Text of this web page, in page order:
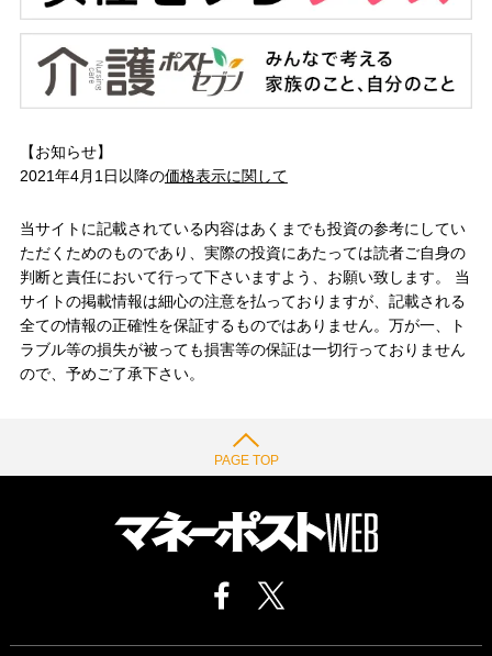
【お知らせ】
2021年4月1日以降の価格表示に関して
当サイトに記載されている内容はあくまでも投資の参考にしてい
ただくためのものであり、実際の投資にあたっては読者ご自身の
判断と責任において行って下さいますよう、お願い致します。 当
サイトの掲載情報は細心の注意を払っておりますが、記載される
全ての情報の正確性を保証するものではありません。万が一、ト
ラブル等の損失が被っても損害等の保証は一切行っておりません
ので、予めご了承下さい。
PAGE TOP